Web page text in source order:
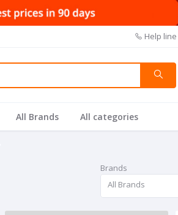
Help line
All Brands All categories
Brands
All Brands